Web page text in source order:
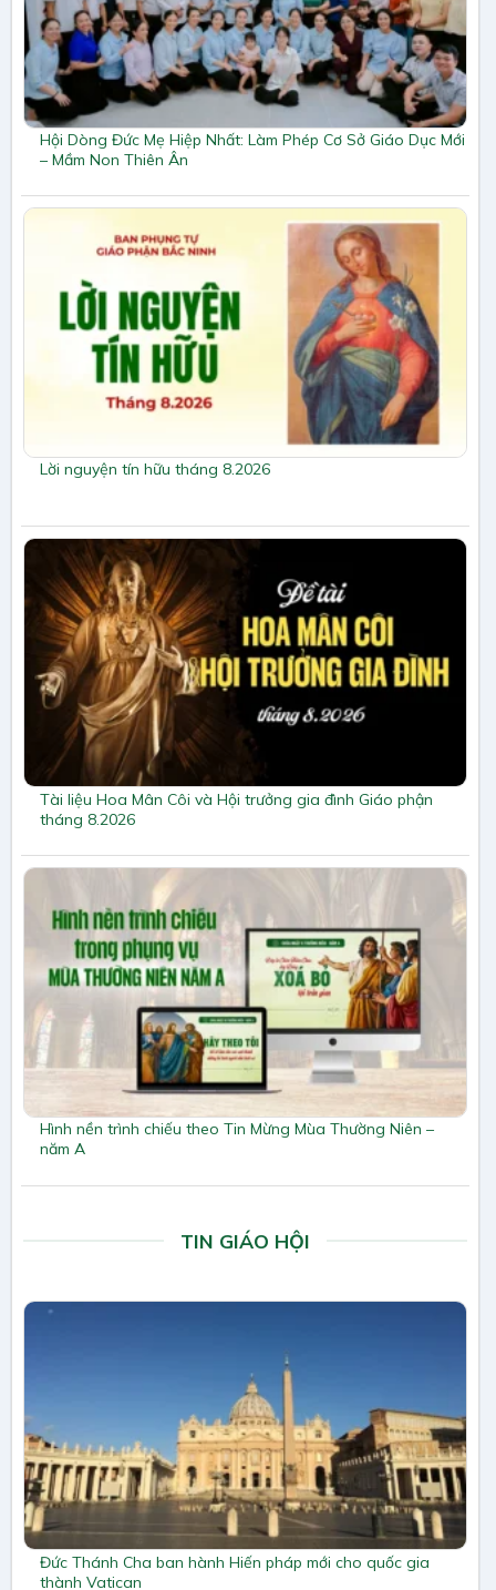
Hội Dòng Đức Mẹ Hiệp Nhất: Làm Phép Cơ Sở Giáo Dục Mới
– Mầm Non Thiên Ân
Lời nguyện tín hữu tháng 8.2026
Tài liệu Hoa Mân Côi và Hội trưởng gia đình Giáo phận
tháng 8.2026
Hình nền trình chiếu theo Tin Mừng Mùa Thường Niên –
năm A
TIN GIÁO HỘI
Đức Thánh Cha ban hành Hiến pháp mới cho quốc gia
thành Vatican